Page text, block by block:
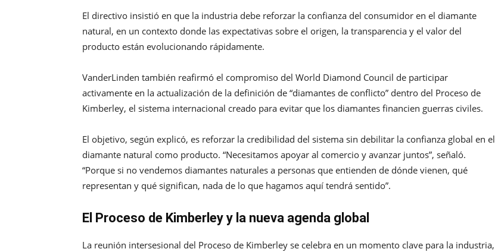
El directivo insistió en que la industria debe reforzar la confianza del consumidor en el diamante
natural, en un contexto donde las expectativas sobre el origen, la transparencia y el valor del
producto están evolucionando rápidamente.
VanderLinden también reafirmó el compromiso del World Diamond Council de participar
activamente en la actualización de la definición de “diamantes de conflicto” dentro del Proceso de
Kimberley, el sistema internacional creado para evitar que los diamantes financien guerras civiles.
El objetivo, según explicó, es reforzar la credibilidad del sistema sin debilitar la confianza global en el
diamante natural como producto. “Necesitamos apoyar al comercio y avanzar juntos”, señaló.
“Porque si no vendemos diamantes naturales a personas que entienden de dónde vienen, qué
representan y qué significan, nada de lo que hagamos aquí tendrá sentido”.
El Proceso de Kimberley y la nueva agenda global
La reunión intersesional del Proceso de Kimberley se celebra en un momento clave para la industria,